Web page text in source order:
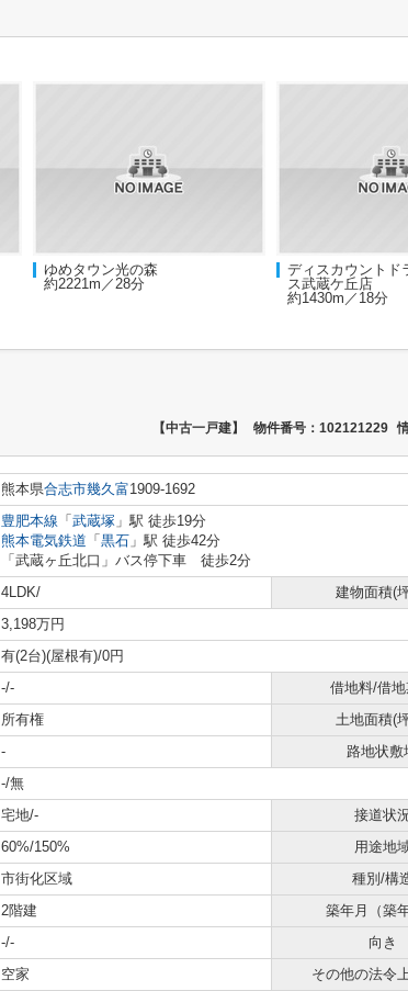
ゆめタウン光の森
約2221m／28分
ディスカウントド
ス武蔵ケ丘店
約1430m／18分
【中古一戸建】 物件番号：102121229
熊本県合志市幾久富1909-1692
豊肥本線 「 武蔵塚 」駅 徒歩19分
熊本電気鉄道 「 黒石 」駅 徒歩42分
「武蔵ヶ丘北口」バス停下車 徒歩2分
4LDK/ 建物面積(
3,198万円
有(2台)(屋根有)/0円
-/- 借地料/借地
所有権 土地面積(
- 路地状敷
-/無
宅地/- 接道状
60%/150% 用途地
市街化区域 種別/構
2階建 築年月（築年
-/- 向き
空家 その他の法令